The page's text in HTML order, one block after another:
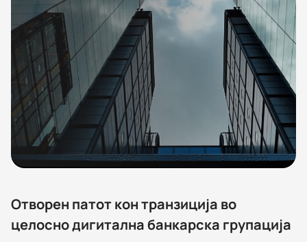
Отворен патот кон транзиција во
целосно дигитална банкарска групација